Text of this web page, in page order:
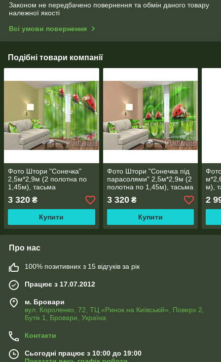
Законом не передбачено повернення та обмін даного товару
належної якості
Всі умови повернення
Подібні товари компанії
Фото Штори "Сонечка"
2,5м*2,9м (2 полотна по
1,45м), тасьма
3 320 ₴
Купити
Фото Штори "Сонечка під
парасолями" 2,5м*2,9м (2
полотна по 1,45м), тасьма
3 320₴
Купити
м),
2
Про нас
100% позитивних з 15 відгуків за рік
Працює з 17.07.2012
м. Бровари
вул. Короленко, 72, ТЦ «Ринок на Київській», Поверх 2,
Бутік 1, Бровари, Україна
Контакти
Сьогодні працює з 10:00 до 19:00